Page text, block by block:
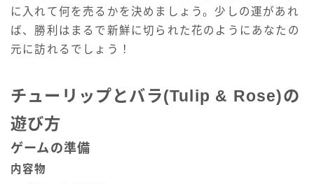
に入れて何を売るかを決めましょう。少しの運があれ
ば、勝利はまるで新鮮に切られた花のようにあなたの
元に訪れるでしょう！
チューリップとバラ(Tulip & Rose)の
遊び方
ゲームの準備
内容物